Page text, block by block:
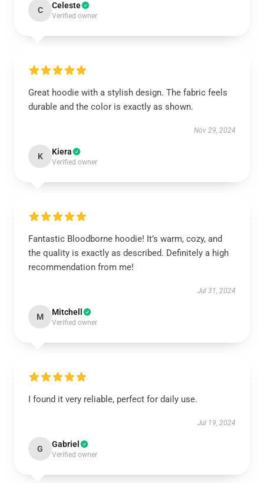
C Celeste
Verified owner
Great hoodie with a stylish design. The fabric feels
durable and the color is exactly as shown.
Nov 29, 2024
K Kiera
Verified owner
Fantastic Bloodborne hoodie! It’s warm, cozy, and
the quality is exactly as described. Definitely a high
recommendation from me!
Jul 31, 2024
M Mitchell
Verified owner
I found it very reliable, perfect for daily use.
Jul 19, 2024
G Gabriel
Verified owner